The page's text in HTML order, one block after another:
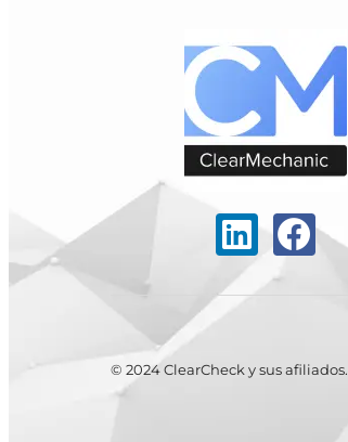
© 2024 ClearCheck y sus afiliados.